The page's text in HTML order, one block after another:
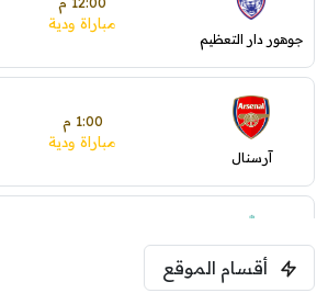
جوهور دار التعظيم
مباراة ودية
آرسنال
1:00 م
مباراة ودية
ليفربول
أقسام الموقع